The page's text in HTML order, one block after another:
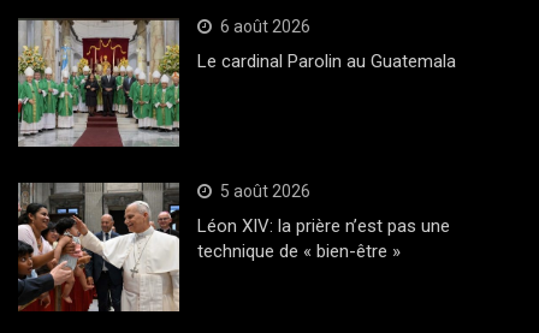
6 août 2026
Le cardinal Parolin au Guatemala
5 août 2026
Léon XIV: la prière n’est pas une
technique de « bien-être »